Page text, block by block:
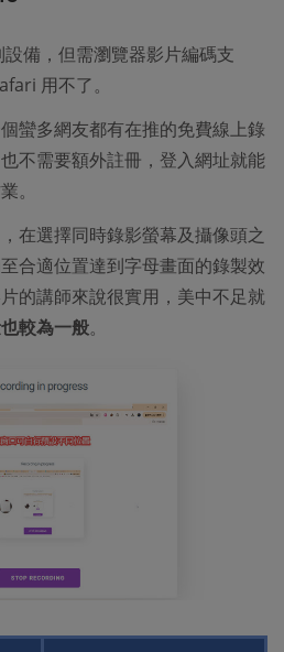
設備，但需瀏覽器影片編碼支
用不了。
蠻多網友都有在推的免費線上錄
不需要額外註冊，登入網址就能
。
在選擇同時錄影螢幕及攝像頭之
合適位置達到字母畫面的錄製效
的講師來說很實用，美中不足就
較為一般。